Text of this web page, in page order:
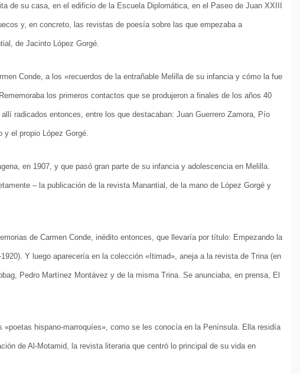
de su casa, en el edificio de la Escuela Diplomática, en el Paseo de Juan XXIII
y, en concreto, las revistas de poesía sobre las que empezaba a
de Jacinto López Gorgé.
Conde, a los «recuerdos de la entrañable Melilla de su infancia y cómo la fue
los primeros contactos que se produjeron a finales de los años 40
radicados entonces, entre los que destacaban: Juan Guerrero Zamora, Pío
el propio López Gorgé.
en 1907, y que pasó gran parte de su infancia y adolescencia en Melilla.
– la publicación de la revista Manantial, de la mano de López Gorgé y
de Carmen Conde, inédito entonces, que llevaría por título: Empezando la
Y luego aparecería en la colección «Itimad», aneja a la revista de Trina (en
Pedro Martínez Montávez y de la misma Trina. Se anunciaba, en prensa, El
«poetas hispano-marroquíes», como se les conocía en la Península. Ella residía
de Al-Motamid, la revista literaria que centró lo principal de su vida en